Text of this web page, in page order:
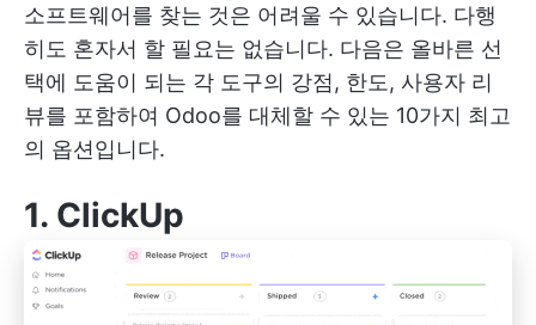
소프트웨어를 찾는 것은 어려울 수 있습니다. 다행
히도 혼자서 할 필요는 없습니다. 다음은 올바른 선
택에 도움이 되는 각 도구의 강점, 한도, 사용자 리
뷰를 포함하여 Odoo를 대체할 수 있는 10가지 최고
의 옵션입니다.
1. ClickUp